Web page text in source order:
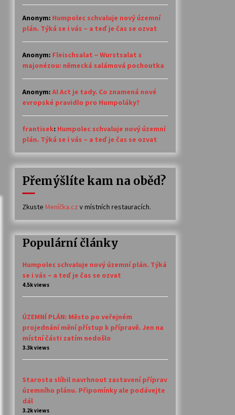
Anonym: Humpolec schvaluje nový územní
plán. Týká se i vás – a teď je čas se ozvat
Anonym: Fleischsalat – Wurstsalat s
majonézou: německá salámová pochoutka
Anonym: AI Act je tady. Co znamená nové
evropské pravidlo pro Humpoláky?
frantisek: Humpolec schvaluje nový územní
plán. Týká se i vás – a teď je čas se ozvat
Přemýšlíte kam na oběd?
Zkuste Meníčka.cz v místních restauracích.
Populární články
Humpolec schvaluje nový územní plán. Týká
se i vás – a teď je čas se ozvat
4.5k views
ÚZEMNÍ PLÁN: Město po veřejném
projednání mění přístup k přípravě. Jen na
místní části zatím nedošlo
3.3k views
Starosta slíbil navrhnout zastavení příprav
územního plánu. Připomínky ale podávejte
dál
3.2k views